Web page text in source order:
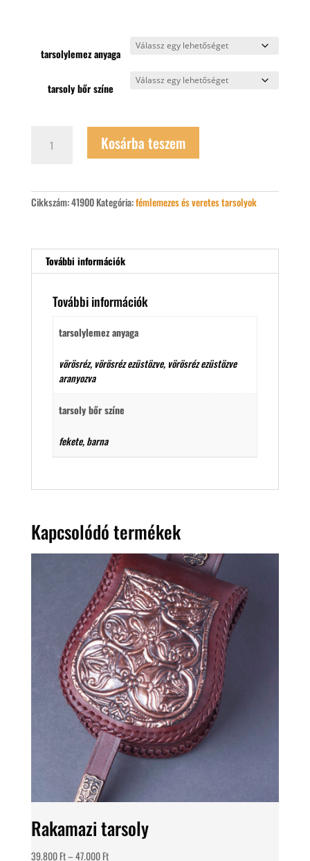
tarsolylemez anyaga
tarsoly bőr színe
tarsoly
Kosárba teszem
Cikkszám:41900 Kategória:fémlemezes és veretes tarsolyok
További információk
További információk
tarsolylemez anyaga
vörösréz, vörösréz ezüstözve, vörösréz ezüstözve
aranyozva
tarsoly bőr színe
fekete, barna
Kapcsolódó termékek
Rakamazi tarsoly
39.800Ft–47.000FtÁrtartomány: